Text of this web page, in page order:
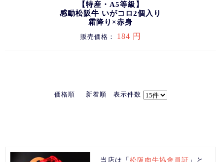
【特産・A5等級】
感動松阪牛 いがコロ2個入り
霜降り×赤身
販売価格： 184 円
価格順 新着順 表示件数
当店は「松阪肉牛協會員証 」と